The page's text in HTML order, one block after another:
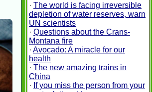
· The world is facing irreversible
depletion of water reserves, warn
UN scientists
· Questions about the Crans-
Montana fire
· Avocado: A miracle for our
health
· The new amazing trains in
China
· If you miss the person from your